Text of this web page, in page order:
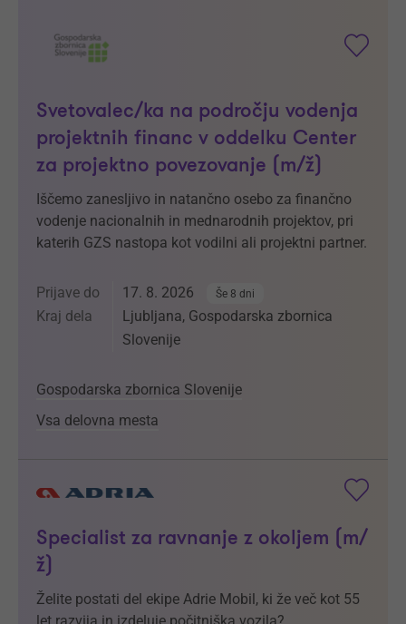
Svetovalec/ka na področju vodenja
projektnih financ v oddelku Center
za projektno povezovanje (m/ž)
Iščemo zanesljivo in natančno osebo za finančno
vodenje nacionalnih in mednarodnih projektov, pri
katerih GZS nastopa kot vodilni ali projektni partner.
Prijave do 17. 8. 2026 Še 8 dni
Kraj dela
Ljubljana, Gospodarska zbornica
Slovenije
Gospodarska zbornica Slovenije
Vsa delovna mesta
Specialist za ravnanje z okoljem (m/
ž)
Želite postati del ekipe Adrie Mobil, ki že več kot 55